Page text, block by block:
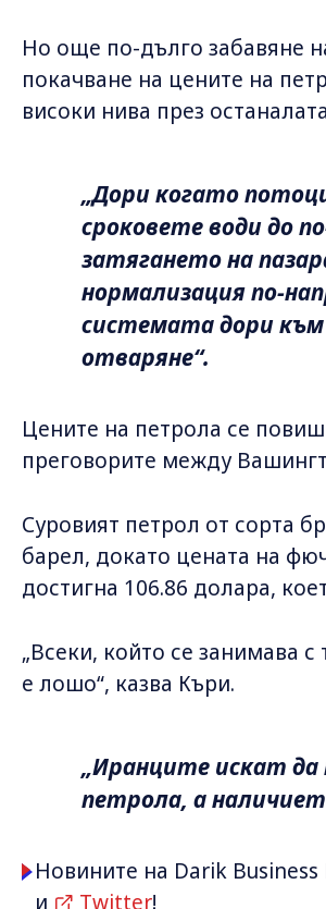
Но още по-дълго забавяне
покачване на цените на
високи нива през
„Дори когато
сроковете води до
затягането на
нормализация по-
системата дори
отваряне“.
Цените на петрола се
преговорите между
Суровият петрол от сорта
барел, докато цената на
достигна 106.86 долара,
„Всеки, който се занимава
е лошо“, казва Къри.
„Иранците искат да
петрола, а
Новините на Darik Business
и
Twitter!